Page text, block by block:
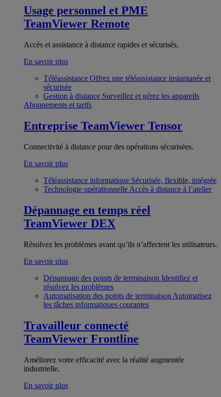
Usage personnel et PME
TeamViewer Remote
Accès et assistance à distance rapides et sécurisés.
En savoir plus
Téléassistance Offrez une téléassistance instantanée et
sécurisée
Gestion à distance Surveillez et gérez les appareils
Abonnements et tarifs
Entreprise TeamViewer Tensor
Connectivité à distance pour des opérations sécurisées.
En savoir plus
Téléassistance informatique Sécurisée, flexible, intégrée
Technologie opérationnelle Accès à distance à l’atelier
Dépannage en temps réel
TeamViewer DEX
Résolvez les problèmes avant qu’ils n’affectent les utilisateurs.
En savoir plus
Dépannage des points de terminaison Identifiez et
résolvez les problèmes
Automatisation des points de terminaison Automatisez
les tâches informatiques courantes
Travailleur connecté
TeamViewer Frontline
Améliorez votre efficacité avec la réalité augmentée
industrielle.
En savoir plus